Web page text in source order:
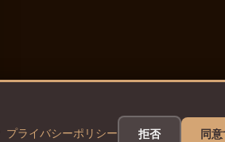
プライバシーポリシー 拒否 同意